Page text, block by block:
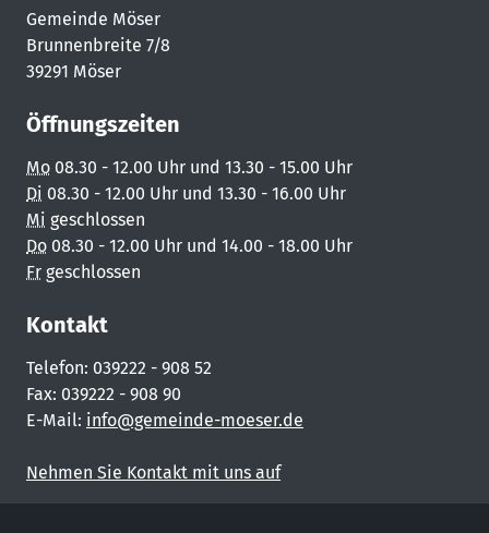
Gemeinde Möser
Brunnenbreite 7/8
39291 Möser
Öffnungszeiten
Mo 08.30 - 12.00 Uhr und 13.30 - 15.00 Uhr
Di 08.30 - 12.00 Uhr und 13.30 - 16.00 Uhr
Mi geschlossen
Do 08.30 - 12.00 Uhr und 14.00 - 18.00 Uhr
Fr geschlossen
Kontakt
Telefon: 039222 - 908 52
Fax: 039222 - 908 90
E-Mail: info@gemeinde-moeser.de
Nehmen Sie Kontakt mit uns auf